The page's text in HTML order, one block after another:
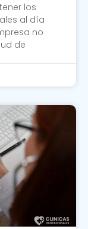
los
al día
no
de